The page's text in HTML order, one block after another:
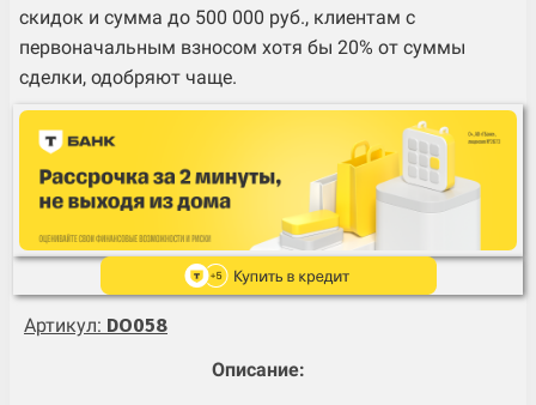
скидок и сумма до 500 000 руб., клиентам с
первоначальным взносом хотя бы 20% от суммы
сделки, одобряют чаще.
Артикул: DO058
Описание: